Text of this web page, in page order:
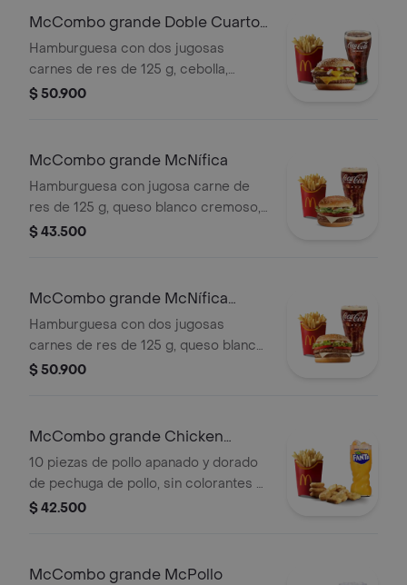
grandes y bebida grande a elección.
McCombo grande Doble Cuarto
de Libra con Queso
Hamburguesa con dos jugosas
carnes de res de 125 g, cebolla,
pepinillos, doble queso cheddar
Acompañada de papas fritas grandes
y bebida grande a elección.
$ 50.900
McCombo grande McNífica
Hamburguesa con jugosa carne de
res de 125 g, queso blanco cremoso,
cebolla, tomate fresco, lechuga, salsa
de papas fritas grandes y bebida
grande a elección.
$ 43.500
McCombo grande McNífica
Doble
Hamburguesa con dos jugosas
carnes de res de 125 g, queso blanco
cremoso, cebolla, tomate fresco,
Acompañada de papas fritas grandes
y bebida grande a elección.
$ 50.900
McCombo grande Chicken
McNuggets de 10 pzas
10 piezas de pollo apanado y dorado
de pechuga de pollo, sin colorantes ni
conservantes artificiales.
$ 42.500
McCombo grande McPollo